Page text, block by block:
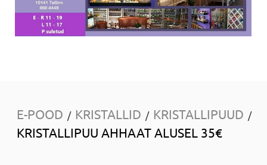
E-POOD / KRISTALLID / KRISTALLIPUUD /
KRISTALLIPUU AHHAAT ALUSEL 35€